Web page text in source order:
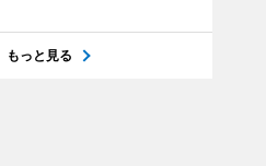
もっと見る